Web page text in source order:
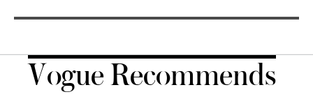
Vogue Recommends